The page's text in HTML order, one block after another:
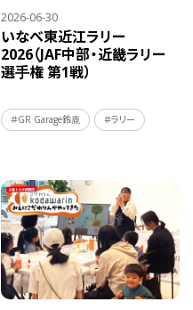
2026-06-30
いなべ東近江ラリー
2026（JAF中部・近畿ラリー
選手権 第1戦）
＃GR Garage鈴鹿 ＃ラリー